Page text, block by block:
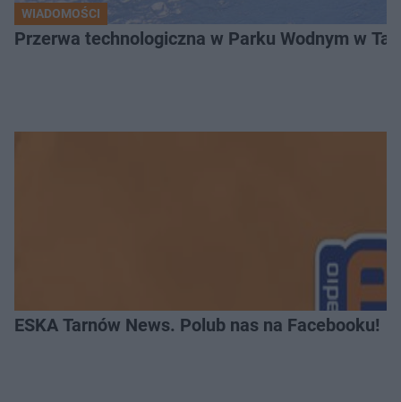
WIADOMOŚCI
Przerwa technologiczna w Parku Wodnym w
ESKA Tarnów News. Polub nas na Facebooku!